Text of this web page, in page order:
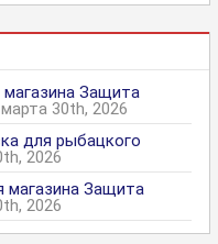
Защита
30th, 2026
для рыбацкого
2026
магазина Защита
2026